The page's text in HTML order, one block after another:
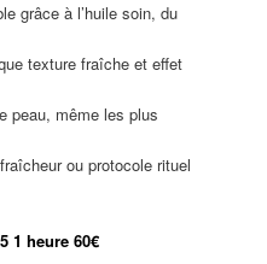
grâce à l’huile soin, du
texture fraîche et effet
peau, même les plus
ou protocole rituel
1 heure 60€